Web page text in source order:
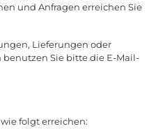
und Anfragen erreichen Sie
Lieferungen oder
Sie bitte die E-Mail-
folgt erreichen: